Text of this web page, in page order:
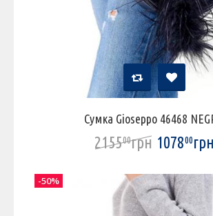
Сумка Gioseppo 46468
215500грн 107800грн
-50%